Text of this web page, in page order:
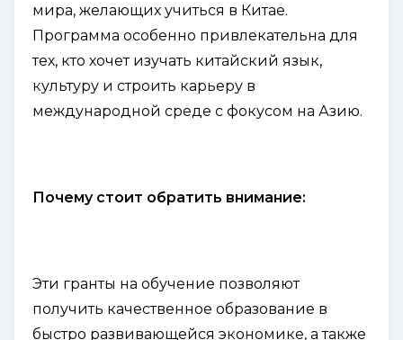
мира, желающих учиться в Китае.
Программа особенно привлекательна для
тех, кто хочет изучать китайский язык,
культуру и строить карьеру в
международной среде с фокусом на Азию.
Почему стоит обратить внимание:
Эти гранты на обучение позволяют
получить качественное образование в
быстро развивающейся экономике, а также